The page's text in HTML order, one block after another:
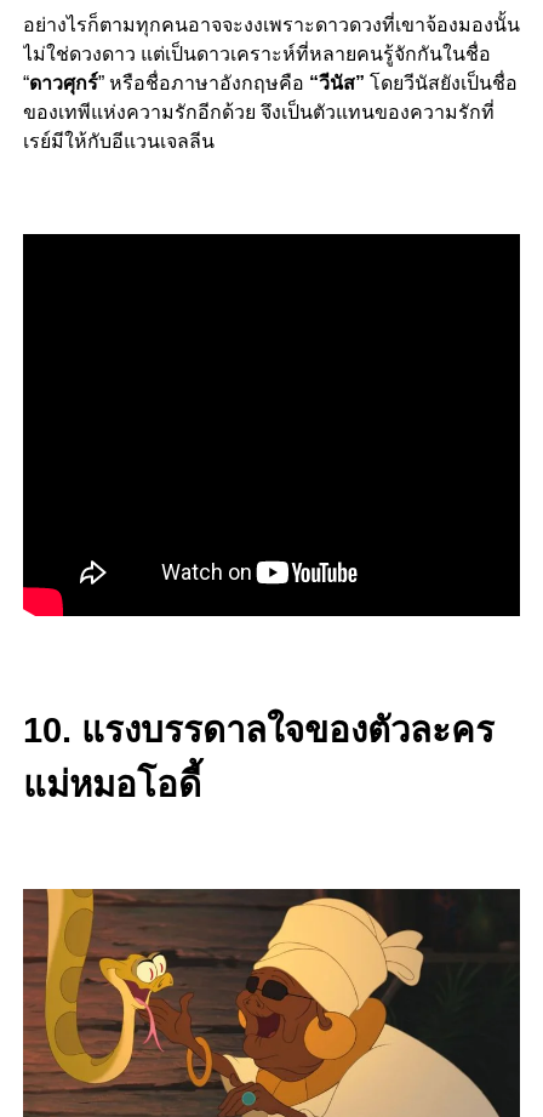
อย่างไรก็ตามทุกคนอาจจะงงเพราะดาวดวงที่เขาจ้องมองนั้น
ไม่ใช่ดวงดาว แต่เป็นดาวเคราะห์ที่หลายคนรู้จักกันในชื่อ
“ดาวศุกร์” หรือชื่อภาษาอังกฤษคือ “วีนัส” โดยวีนัสยังเป็นชื่อ
ของเทพีแห่งความรักอีกด้วย จึงเป็นตัวแทนของความรักที่
เรย์มีให้กับอีแวนเจลลีน
10. แรงบรรดาลใจของตัวละคร
แม่หมอโอดี้